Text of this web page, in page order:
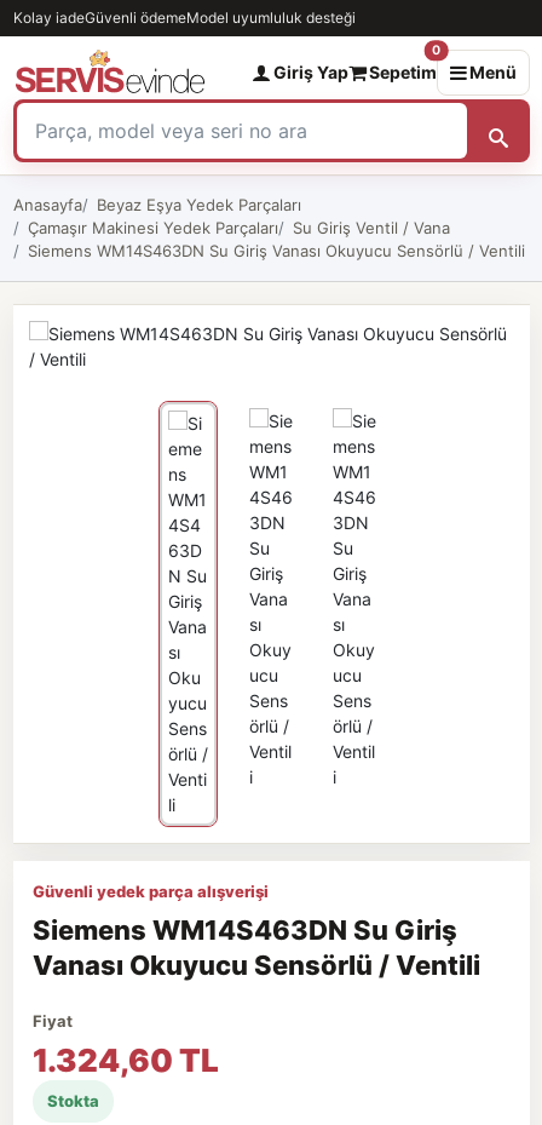
Kolay iadeGüvenli ödemeModel uyumluluk desteği
Giriş Yap Sepetim
0
Menü
Anasayfa
Beyaz Eşya Yedek Parçaları
Çamaşır Makinesi Yedek Parçaları
Su Giriş Ventil / Vana
Siemens WM14S463DN Su Giriş Vanası Okuyucu Sensörlü / Ventili
Güvenli yedek parça alışverişi
Siemens WM14S463DN Su Giriş
Vanası Okuyucu Sensörlü / Ventili
Fiyat
1.324,60 TL
Stokta